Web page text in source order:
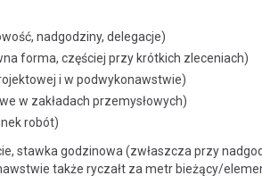
nadgodziny, delegacje)
forma, częściej przy krótkich zleceniach)
i w podwykonawstwie)
w zakładach przemysłowych)
robót)
stawka godzinowa (zwłaszcza przy
także ryczałt za metr bieżący/